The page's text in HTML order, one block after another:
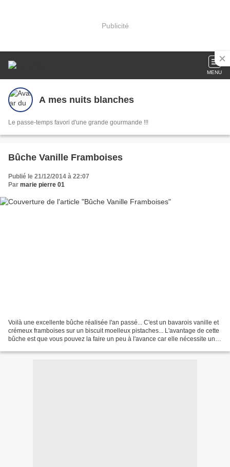
Publicité
MENU
A mes nuits blanches
Le passe-temps favori d'une grande gourmande !!!
Bûche Vanille Framboises
Publié le 21/12/2014 à 22:07
Par marie pierre 01
Voilà une excellente bûche réalisée l'an passé... C'est un bavarois vanille et
crémeux framboises sur un biscuit moelleux pistaches... L'avantage de cette
bûche est que vous pouvez la faire un peu à l'avance car elle nécessite un